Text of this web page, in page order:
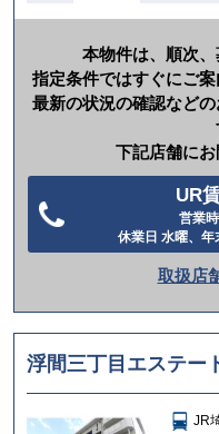
本物件は、順次、
指定条件ではすぐにご案
最新の状況の確認など
下記店舗にお
UR
営業
休業日 水曜、
取扱店
浮間三丁目エステー
JR